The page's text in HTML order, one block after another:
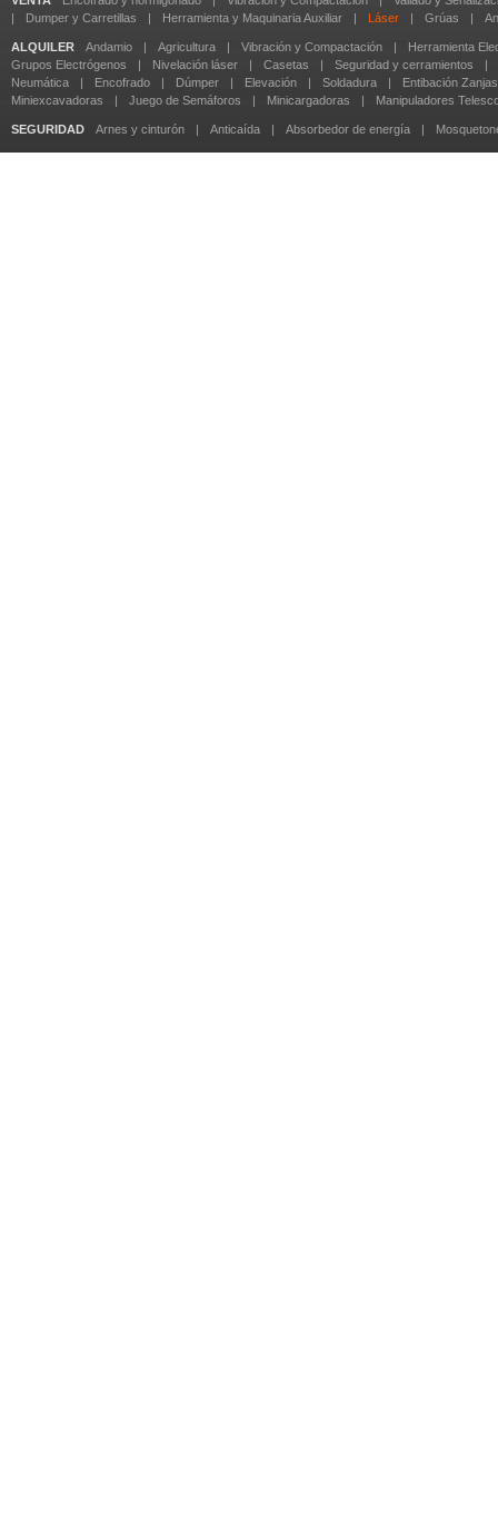
|
Dumper y Carretillas | Herramienta y Maquinaria Auxiliar | Láser | Grúas |
ALQUILER Andamio | Agricultura | Vibración y Compactación |
Herramienta
Grupos Electrógenos
| Nivelación láser | Casetas | Seguridad y cerramientos
|
Neumática
| Encofrado | Dúmper | Elevación | Soldadura |
Entibación Zanjas
Miniexcavadoras
| Juego de Semáforos | Minicargadoras | Manipuladores
SEGURIDAD Arnes y cinturón | Anticaída | Absorbedor de energía |